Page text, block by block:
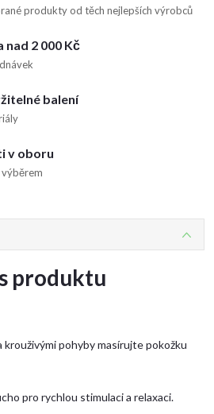
produkty od těch nejlepších výrobců
2 000 Kč
balení
v oboru
produktu
krouživými pohyby masírujte pokožku
pro rychlou stimulaci a relaxaci.